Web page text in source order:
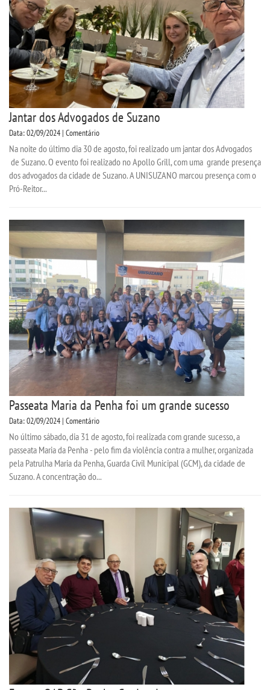
Jantar dos Advogados de Suzano
Data: 02/09/2024 | Comentário
Na noite do último dia 30 de agosto, foi realizado um jantar dos Advogados
de Suzano. O evento foi realizado no Apollo Grill, com uma grande presença
dos advogados da cidade de Suzano. A UNISUZANO marcou presença com o
Pró-Reitor...
Passeata Maria da Penha foi um grande sucesso
Data: 02/09/2024 | Comentário
No último sábado, dia 31 de agosto, foi realizada com grande sucesso, a
passeata Maria da Penha - pelo fim da violência contra a mulher, organizada
pela Patrulha Maria da Penha, Guarda Civil Municipal (GCM), da cidade de
Suzano. A concentração do...